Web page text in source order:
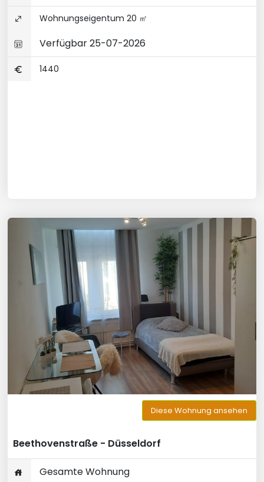
Wohnungseigentum 20 ㎡
Verfügbar 25-07-2026
1440
Diese Wohnung ansehen
Beethovenstraße - Düsseldorf
Gesamte Wohnung